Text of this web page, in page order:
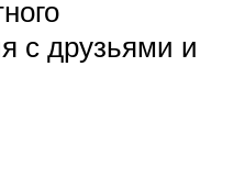
с друзьями и